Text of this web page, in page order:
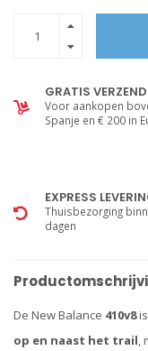
GRATIS
Voor aankopen
Spanje en € 200 in
EXPRESS
Thuisbezorging
dagen
De New Balance 410v8
op en naast het trail,